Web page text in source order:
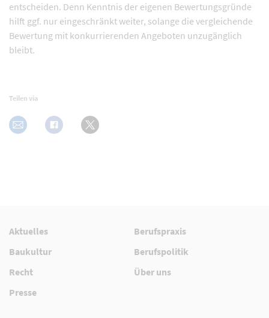
entscheiden. Denn Kenntnis der eigenen Bewertungsgründe
hilft ggf. nur eingeschränkt weiter, solange die vergleichende
Bewertung mit konkurrierenden Angeboten unzugänglich
bleibt.
Teilen via
Aktuelles
Berufspraxis
Baukultur
Berufspolitik
Recht
Über uns
Presse